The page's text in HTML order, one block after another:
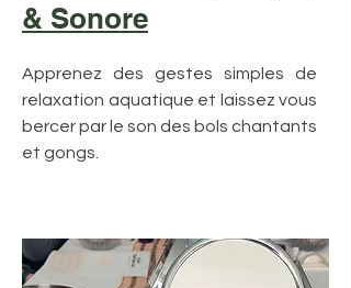
& Sonore
Apprenez des gestes simples de
relaxation aquatique et laissez vous
bercer par le son des bols chantants
et gongs.